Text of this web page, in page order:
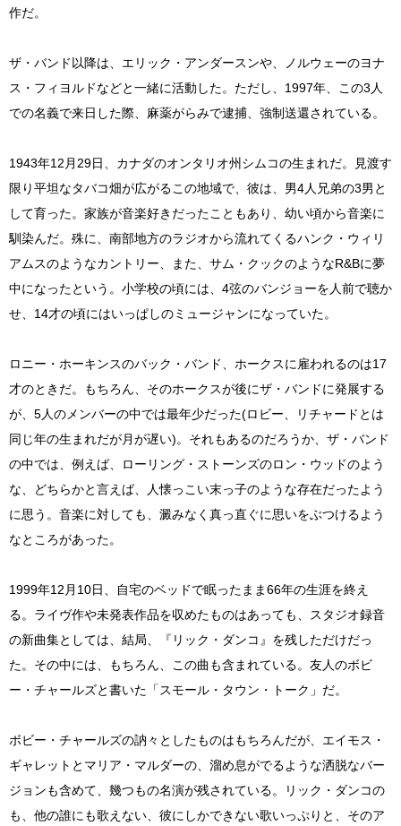
作だ。
ザ・バンド以降は、エリック・アンダースンや、ノルウェーのヨナ
ス・フィヨルドなどと一緒に活動した。ただし、1997年、この3人
での名義で来日した際、麻薬がらみで逮捕、強制送還されている。
1943年12月29日、カナダのオンタリオ州シムコの生まれだ。見渡す
限り平坦なタバコ畑が広がるこの地域で、彼は、男4人兄弟の3男と
して育った。家族が音楽好きだったこともあり、幼い頃から音楽に
馴染んだ。殊に、南部地方のラジオから流れてくるハンク・ウィリ
アムスのようなカントリー、また、サム・クックのようなR&Bに夢
中になったという。小学校の頃には、4弦のバンジョーを人前で聴か
せ、14才の頃にはいっぱしのミュージャンになっていた。
ロニー・ホーキンスのバック・バンド、ホークスに雇われるのは17
才のときだ。もちろん、そのホークスが後にザ・バンドに発展する
が、5人のメンバーの中では最年少だった(ロビー、リチャードとは
同じ年の生まれだが月が遅い)。それもあるのだろうか、ザ・バンド
の中では、例えば、ローリング・ストーンズのロン・ウッドのよう
な、どちらかと言えば、人懐っこい末っ子のような存在だったよう
に思う。音楽に対しても、澱みなく真っ直ぐに思いをぶつけるよう
なところがあった。
1999年12月10日、自宅のベッドで眠ったまま66年の生涯を終え
る。ライヴ作や未発表作品を収めたものはあっても、スタジオ録音
の新曲集としては、結局、『リック・ダンコ』を残しただけだっ
た。その中には、もちろん、この曲も含まれている。友人のボビ
ー・チャールズと書いた「スモール・タウン・トーク」だ。
ボビー・チャールズの訥々としたものはもちろんだが、エイモス・
ギャレットとマリア・マルダーの、溜め息がでるような洒脱なバー
ジョンも含めて、幾つもの名演が残されている。リック・ダンコの
も、他の誰にも歌えない、彼にしかできない歌いっぷりと、そのア